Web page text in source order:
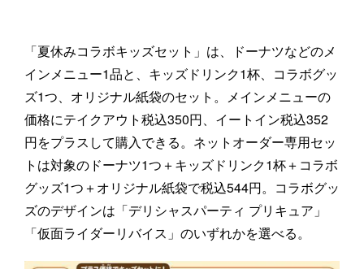
「夏休みコラボキッズセット」は、ドーナツなどのメ
インメニュー1品と、キッズドリンク1杯、コラボグッ
ズ1つ、オリジナル紙袋のセット。メインメニューの
価格にテイクアウト税込350円、イートイン税込352
円をプラスして購入できる。ネットオーダー専用セッ
トは対象のドーナツ1つ＋キッズドリンク1杯＋コラボ
グッズ1つ＋オリジナル紙袋で税込544円。コラボグッ
ズのデザインは「デリシャスパーティ プリキュア」
「仮面ライダーリバイス」のいずれかを選べる。